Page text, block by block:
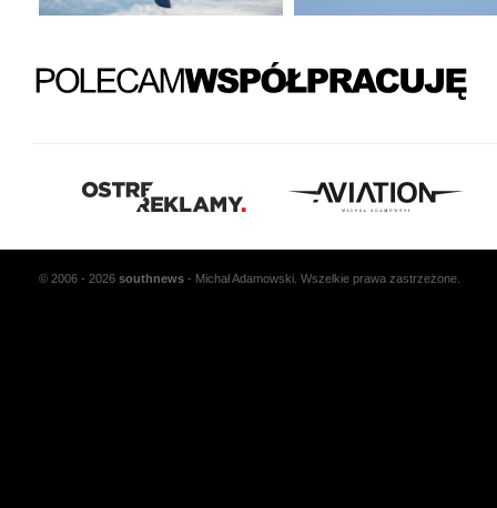
© 2006 - 2026 southnews - Michał Adamowski. Wszelkie prawa zastrzeżone.